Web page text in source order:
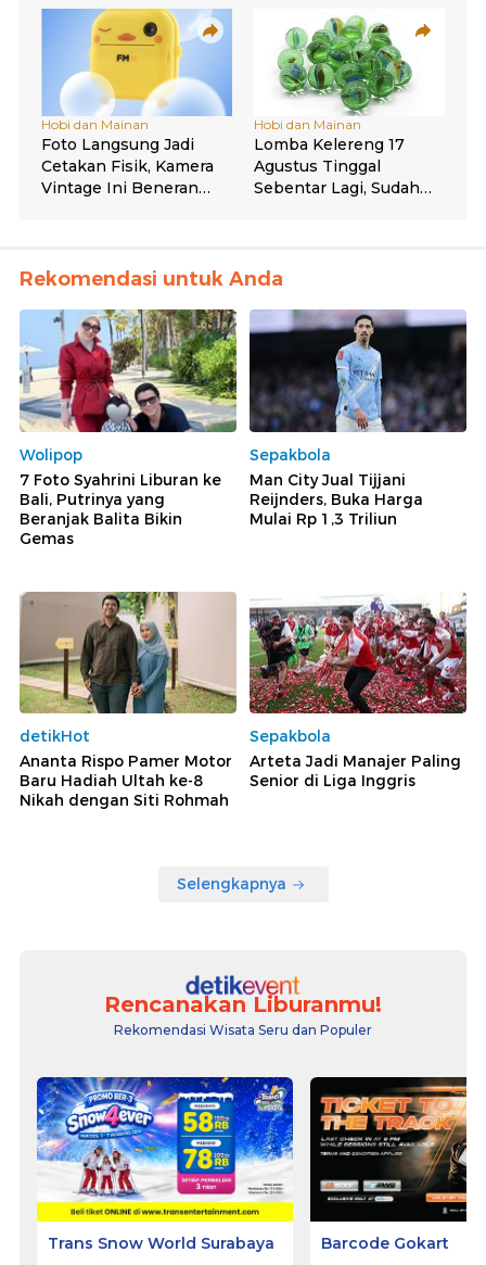
Rekomendasi untuk Anda
Wolipop
7 Foto Syahrini Liburan ke
Bali, Putrinya yang
Beranjak Balita Bikin
Gemas
Sepakbola
Man City Jual Tijjani
Reijnders, Buka Harga
Mulai Rp 1,3 Triliun
detikHot
Ananta Rispo Pamer Motor
Baru Hadiah Ultah ke-8
Nikah dengan Siti Rohmah
Sepakbola
Arteta Jadi Manajer Paling
Senior di Liga Inggris
Selengkapnya
Rencanakan Liburanmu!
Rekomendasi Wisata Seru dan Populer
Trans Snow World Surabaya Barcode Gokart